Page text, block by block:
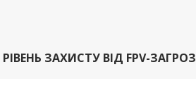
ЗАХИСТУ ВІД FPV-ЗАГРОЗ